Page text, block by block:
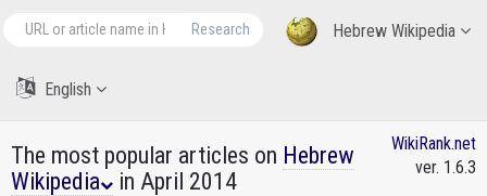
Hebrew Wikipedia
Research
English
The most popular articles on Hebrew
Wikipedia
in April 2014
WikiRank.net
ver. 1.6.3